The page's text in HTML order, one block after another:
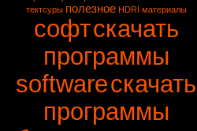
тектсуры полезное HDRI материалы
софтскачать
программы
softwareскачать
программы